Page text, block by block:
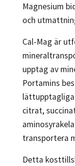
Magnesium
och
Cal-Mag är
upptag av
Portamins
citrat,
transportera
Detta